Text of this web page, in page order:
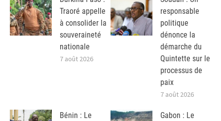
Traoré appelle
à consolider la
souveraineté
nationale
7 août 2026
responsable
politique
dénonce la
démarche du
Quintette sur le
processus de
paix
7 août 2026
Bénin : Le
Gabon : Le